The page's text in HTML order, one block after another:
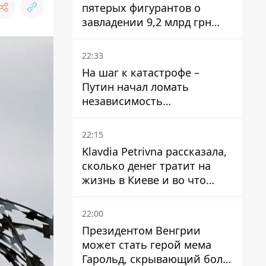
пятерых фигурантов о
завладении 9,2 млрд грн
ПриватБанка направили в
суд
22:33
На шаг к катастрофе –
Путин начал ломать
независимость
собственного Центробанка,
заставив снизить базовую
ставку
22:15
Klavdia Petrivna рассказала,
сколько денег тратит на
жизнь в Киеве и во что
вкладывает миллионы
22:00
Президентом Венгрии
может стать герой мема
Гарольд, скрывающий боль